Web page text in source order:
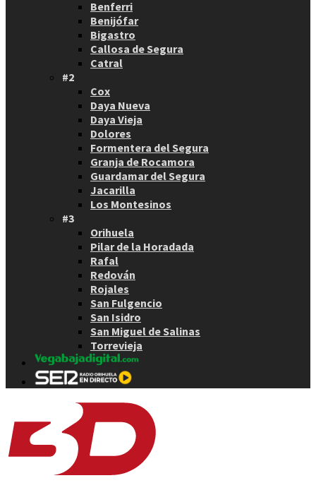
Benferri
Benijófar
Bigastro
Callosa de Segura
Catral
#2
Cox
Daya Nueva
Daya Vieja
Dolores
Formentera del Segura
Granja de Rocamora
Guardamar del Segura
Jacarilla
Los Montesinos
#3
Orihuela
Pilar de la Horadada
Rafal
Redován
Rojales
San Fulgencio
San Isidro
San Miguel de Salinas
Torrevieja